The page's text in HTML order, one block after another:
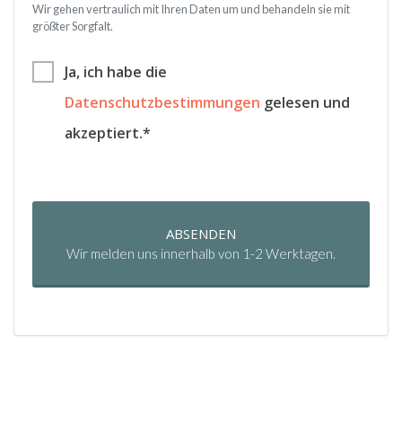
Wir gehen vertraulich mit Ihren Daten um und behandeln sie mit
größter Sorgfalt.
Ja, ich habe die
Datenschutzbestimmungen gelesen und
akzeptiert.*
ABSENDEN
Wir melden uns innerhalb von 1-2 Werktagen.